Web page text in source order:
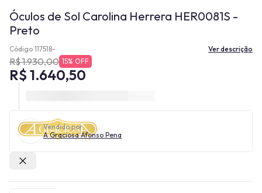
Óculos de Sol Carolina Herrera HER0081S -
Preto
Código 117518- Ver descrição
R$ 1.930,00 15% OFF
R$ 1.640,50
Vendido por
A Graciosa Afonso Pena